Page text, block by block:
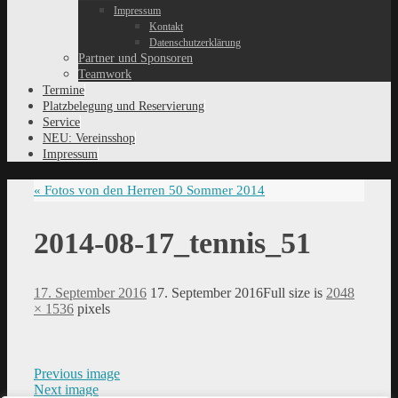
Impressum
Kontakt
Datenschutzerklärung
Partner und Sponsoren
Teamwork
Termine
Platzbelegung und Reservierung
Service
NEU: Vereinsshop
Impressum
« Fotos von den Herren 50 Sommer 2014
2014-08-17_tennis_51
17. September 2016 17. September 2016Full size is 2048
× 1536 pixels
Previous image
Next image